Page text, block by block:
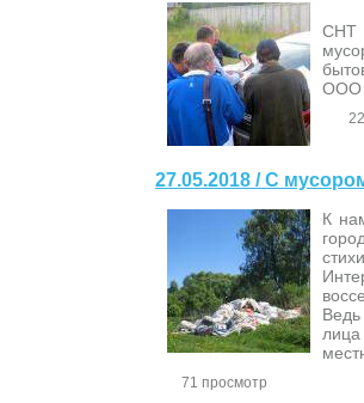
СНТ
ООО
27.05.2018 / С
К
Ведь
71 просмотр